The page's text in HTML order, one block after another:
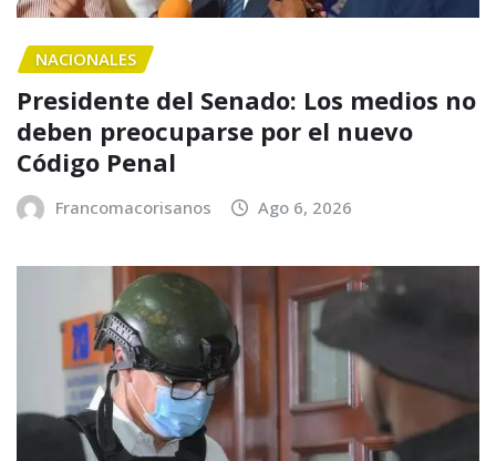
NACIONALES
Presidente del Senado: Los medios no
deben preocuparse por el nuevo
Código Penal
Francomacorisanos Ago 6, 2026